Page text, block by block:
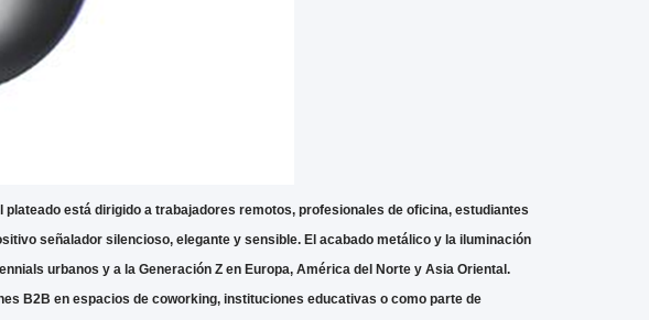
está dirigido a trabajadores remotos, profesionales de oficina, estudiantes
señalador silencioso, elegante y sensible. El acabado metálico y la iluminación
urbanos y a la Generación Z en Europa, América del Norte y Asia Oriental.
B2B en espacios de coworking, instituciones educativas o como parte de